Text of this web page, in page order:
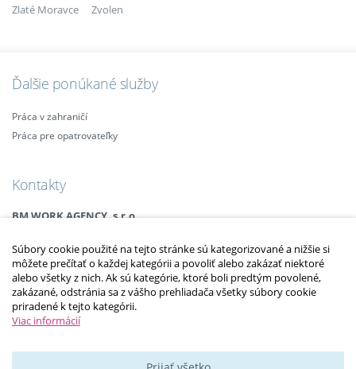
Zlaté Moravce
Zvolen
Ďalšie ponúkané služby
Práca v zahraničí
Práca pre opatrovateľky
Kontakty
BM WORK AGENCY, s.r.o.
Email:
info@bmagency.sk
Mobil:
+421 (0)915 863 666
+421 (0)910 385 238
+421 (0)949 152 774
Upraviť nastavenia Cookies
Súbory cookie použité na tejto stránke sú kategorizované a nižšie si
môžete prečítať o každej kategórii a povoliť alebo zakázať niektoré
alebo všetky z nich. Ak sú kategórie, ktoré boli predtým povolené,
zakázané, odstránia sa z vášho prehliadača všetky súbory cookie
priradené k tejto kategórii.
Viac informácií